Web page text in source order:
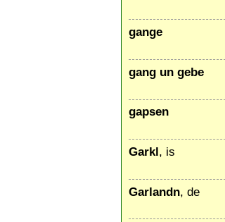
gange
gang un gebe
gapsen
Garkl, is
Garlandn, de